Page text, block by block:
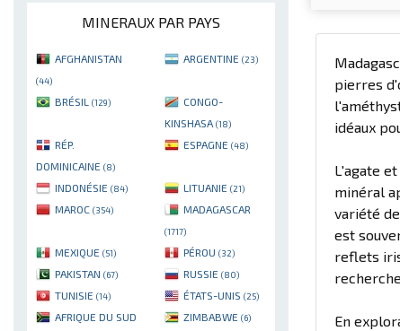
MINERAUX PAR PAYS
AFGHANISTAN
(44)
ARGENTINE (23)
BRÉSIL (129)
CONGO-
KINSHASA (18)
RÉP.
DOMINICAINE (8)
ESPAGNE (48)
INDONÉSIE (84) LITUANIE (21)
MAROC (354) MADAGASCAR
(1717)
MEXIQUE (51) PÉROU (32)
PAKISTAN (67) RUSSIE (80)
TUNISIE (14) ÉTATS-UNIS (25)
AFRIQUE DU SUD ZIMBABWE (6)
pierres
idéaux
L'agate
minéral
variété de
est
reflets
En